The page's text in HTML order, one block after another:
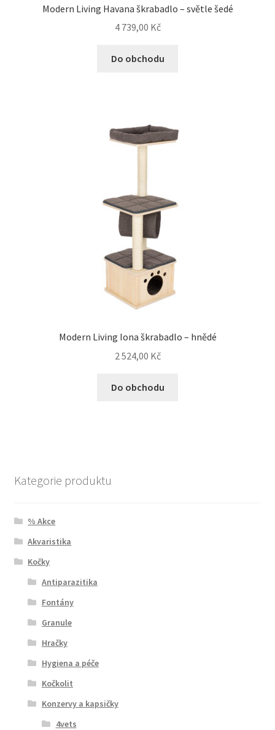
Modern Living Havana škrabadlo – světle šedé
4 739,00 Kč
Do obchodu
Modern Living Iona škrabadlo – hnědé
2 524,00 Kč
Do obchodu
Kategorie produktu
% Akce
Akvaristika
Kočky
Antiparazitika
Fontány
Granule
Hračky
Hygiena a péče
Kočkolit
Konzervy a kapsičky
4vets